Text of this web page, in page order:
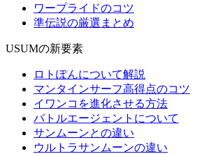
ワープライドのコツ
準伝説の厳選まとめ
USUMの新要素
ロトぽんについて解説
マンタインサーフ高得点のコツ
イワンコを進化させる方法
バトルエージェントについて
サンムーンとの違い
ウルトラサンムーンの違い